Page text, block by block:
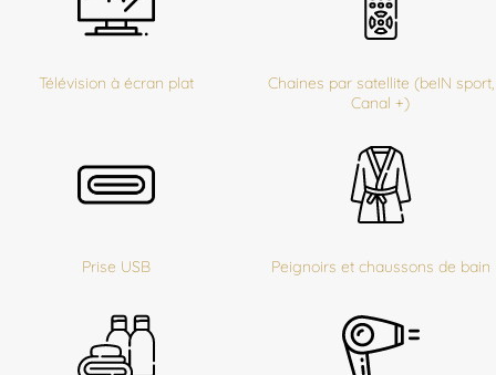
Télévision à écran plat
Chaines par satellite (beIN sport,
Canal +)
Prise USB Peignoirs et chaussons de bain